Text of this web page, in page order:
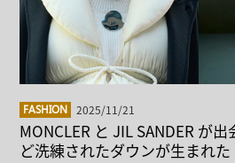
FASHION 2025/11/21
MONCLER と JIL SANDER が
ど洗練されたダウンが生まれた